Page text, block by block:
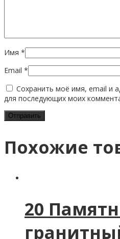
Имя *
Email *
Сохранить моё имя, email и
для последующих моих
Похожие
20